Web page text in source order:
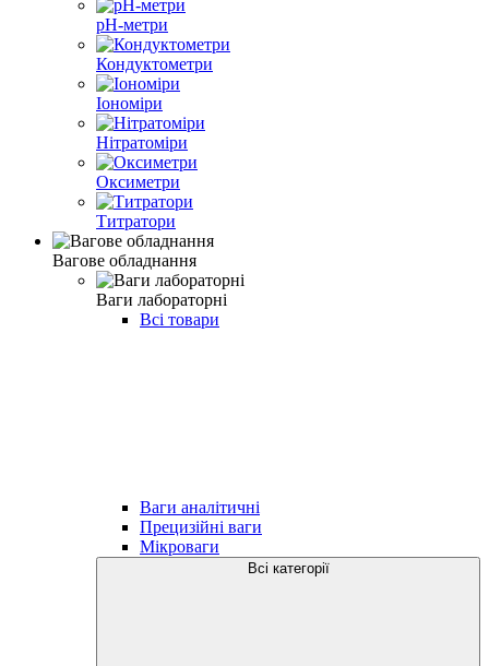
pH-метри
Кондуктометри
Іономіри
Нітратоміри
Оксиметри
Титратори
Вагове обладнання
Ваги лабораторні
Всі товари
Ваги аналітичні
Прецизійні ваги
Мікроваги
Всі категорії